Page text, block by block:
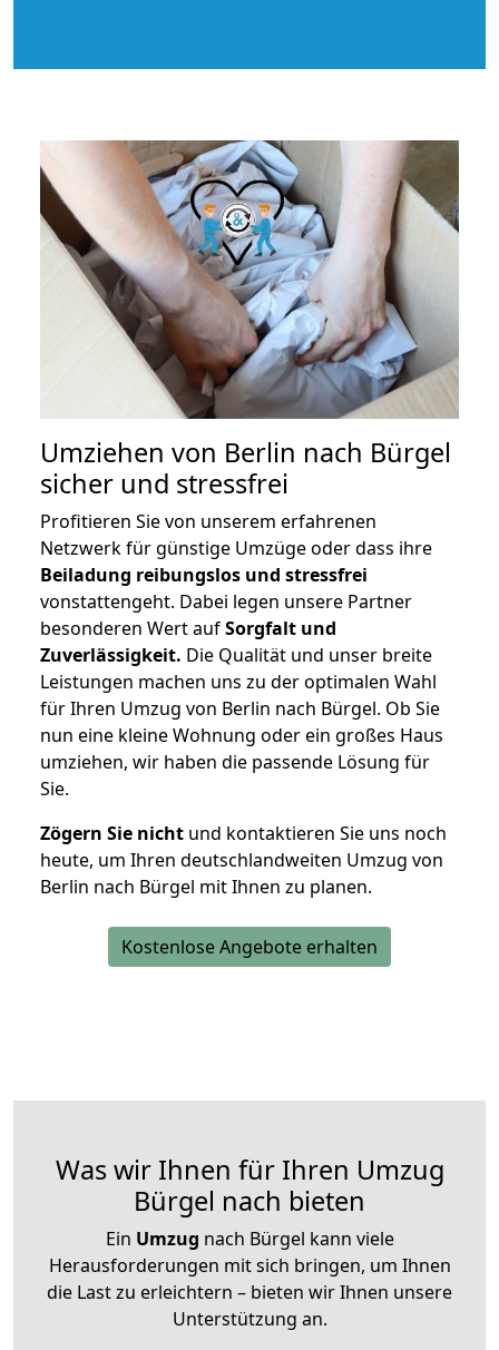
Umziehen von Berlin nach Bürgel
sicher und stressfrei
Profitieren Sie von unserem erfahrenen
Netzwerk für günstige Umzüge oder dass ihre
Beiladung reibungslos und stressfrei
vonstattengeht. Dabei legen unsere Partner
besonderen Wert aufSorgfalt und
Zuverlässigkeit. Die Qualität und unser breite
Leistungen machen uns zu der optimalen Wahl
für Ihren Umzug von Berlin nach Bürgel. Ob Sie
nun eine kleine Wohnung oder ein großes Haus
umziehen, wir haben die passende Lösung für
Sie.
Zögern Sie nicht und kontaktieren Sie uns noch
heute, um Ihren deutschlandweiten Umzug von
Berlin nach Bürgel mit Ihnen zu planen.
Kostenlose Angebote erhalten
Was wir Ihnen für Ihren Umzug
Bürgel nach bieten
Ein Umzug nach Bürgel kann viele
Herausforderungen mit sich bringen, um Ihnen
die Last zu erleichtern – bieten wir Ihnen unsere
Unterstützung an.